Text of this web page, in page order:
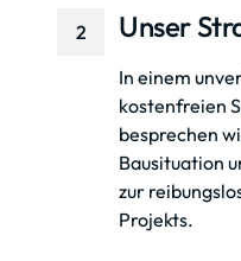
2 Unser
In einem
kostenfreien
besprechen
Bausituation
zur
Projekts.